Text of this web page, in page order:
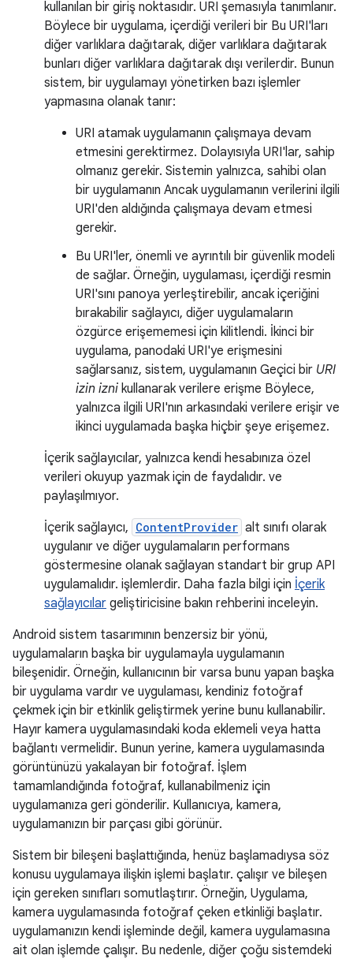
kullanılan bir giriş noktasıdır. URI şemasıyla tanımlanır.
Böylece bir uygulama, içerdiği verileri bir Bu URI'ları
diğer varlıklara dağıtarak, diğer varlıklara dağıtarak
bunları diğer varlıklara dağıtarak dışı verilerdir. Bunun
sistem, bir uygulamayı yönetirken bazı işlemler
yapmasına olanak tanır:
URI atamak uygulamanın çalışmaya devam
etmesini gerektirmez. Dolayısıyla URI'lar, sahip
olmanız gerekir. Sistemin yalnızca, sahibi olan
bir uygulamanın Ancak uygulamanın verilerini ilgili
URI'den aldığında çalışmaya devam etmesi
gerekir.
Bu URI'ler, önemli ve ayrıntılı bir güvenlik modeli
de sağlar. Örneğin, uygulaması, içerdiği resmin
URI'sını panoya yerleştirebilir, ancak içeriğini
bırakabilir sağlayıcı, diğer uygulamaların
özgürce erişememesi için kilitlendi. İkinci bir
uygulama, panodaki URI'ye erişmesini
sağlarsanız, sistem, uygulamanın Geçici bir URI
izin izni kullanarak verilere erişme Böylece,
yalnızca ilgili URI'nın arkasındaki verilere erişir ve
ikinci uygulamada başka hiçbir şeye erişemez.
İçerik sağlayıcılar, yalnızca kendi hesabınıza özel
verileri okuyup yazmak için de faydalıdır. ve
paylaşılmıyor.
İçerik sağlayıcı, ContentProvider alt sınıfı olarak
uygulanır ve diğer uygulamaların performans
göstermesine olanak sağlayan standart bir grup API
uygulamalıdır. işlemlerdir. Daha fazla bilgi için İçerik
sağlayıcılar geliştiricisine bakın rehberini inceleyin.
Android sistem tasarımının benzersiz bir yönü,
uygulamaların başka bir uygulamayla uygulamanın
bileşenidir. Örneğin, kullanıcının bir varsa bunu yapan başka
bir uygulama vardır ve uygulaması, kendiniz fotoğraf
çekmek için bir etkinlik geliştirmek yerine bunu kullanabilir.
Hayır kamera uygulamasındaki koda eklemeli veya hatta
bağlantı vermelidir. Bunun yerine, kamera uygulamasında
görüntünüzü yakalayan bir fotoğraf. İşlem
tamamlandığında fotoğraf, kullanabilmeniz için
uygulamanıza geri gönderilir. Kullanıcıya, kamera,
uygulamanızın bir parçası gibi görünür.
Sistem bir bileşeni başlattığında, henüz başlamadıysa söz
konusu uygulamaya ilişkin işlemi başlatır. çalışır ve bileşen
için gereken sınıfları somutlaştırır. Örneğin, Uygulama,
kamera uygulamasında fotoğraf çeken etkinliği başlatır.
uygulamanızın kendi işleminde değil, kamera uygulamasına
ait olan işlemde çalışır. Bu nedenle, diğer çoğu sistemdeki